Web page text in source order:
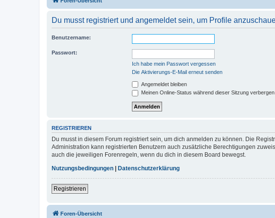
Du musst registriert und angemeldet sein, um Profile
Benutzername:
Passwort:
Ich habe mein Passwort vergessen
Die Aktivierungs-E-Mail erneut senden
Angemeldet bleiben
Meinen Online-Status während dieser Sitzung verbergen
REGISTRIEREN
Du musst in diesem Forum registriert sein, um dich anmelden zu können. Die
Administration kann registrierten Benutzern auch zusätzliche Berechtigungen
auch die jeweiligen Forenregeln, wenn du dich in diesem Board bewegst.
Nutzungsbedingungen
Datenschutzerklärung
Registrieren
Foren-Übersicht